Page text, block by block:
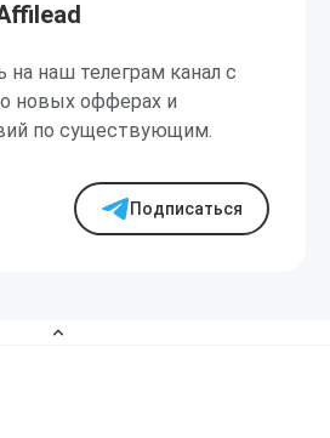
наш телеграм канал с
новых офферах и
по существующим.
Подписаться